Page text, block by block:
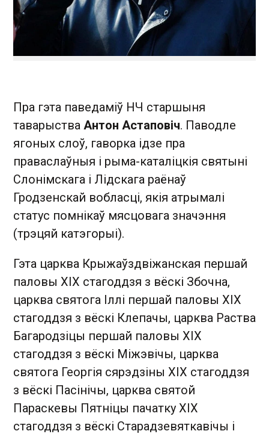
Пра гэта паведаміў НЧ старшыня
таварыства Антон Астаповіч. Паводле
ягоных слоў, гаворка ідзе пра
праваслаўныя і рыма-каталіцкія святыні
Слонімскага і Лідскага раёнаў
Гродзенскай вобласці, якія атрымалі
статус помнікаў мясцовага значэння
(трэцяй катэгорыі).
Гэта царква Крыжаўздвіжанская першай
паловы XIX стагоддзя з вёскі Збочна,
царква святога Іллі першай паловы XIX
стагоддзя з вёскі Клепачы, царква Раства
Багародзіцы першай паловы XIX
стагоддзя з вёскі Міжэвічы, царква
святога Георгія сярэдзіны XIX стагоддзя
з вёскі Пасінічы, царква святой
Параскевы Пятніцы пачатку XIX
стагоддзя з вёскі Старадзевяткавічы і